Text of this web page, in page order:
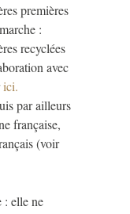
premières
:
recyclées
avec
ici.
par ailleurs
française,
(voir
: elle ne